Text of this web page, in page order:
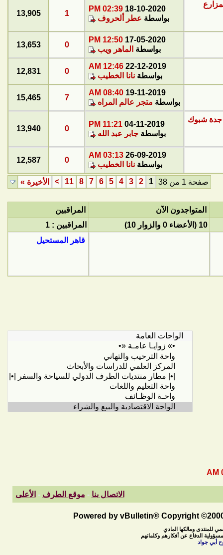
شبوك للمزارع
18-10-2020
02:39 PM
بواسطة عطر ألحروف
1
13,905
17-05-2020
12:50 PM
بواسطة الماهر ويب
0
13,653
22-12-2019
12:46 AM
بواسطة نانا الخطيب
0
12,831
19-11-2019
08:40 AM
بواسطة متجر عالم المراه
7
15,465
مزارع فى جدة شبوك
04-11-2019
11:21 PM
بواسطة جابر عبد الله
0
13,940
26-09-2019
03:13 AM
بواسطة نانا الخطيب
0
12,587
صفحة 1 من 38 1
2
3
4
5
6
7
8
11
> الأخيرة »
المتواجدون الآن
المراقبين
10 (الأعضاء 0 والزوار 10)
المراقبين : 1
قاهر المستحيل
الاتصال بنا - موقع الطرف - الأعلى
Powered by vBulletin® Copyright
للمنتدى ومالكها المادي
الدفاع عن أفكارهم وكلماتهم
أبي جواد